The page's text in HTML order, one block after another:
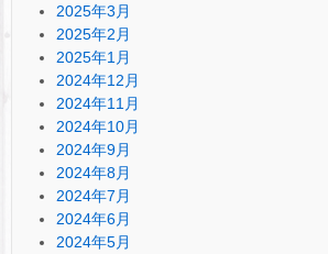
2025年3月
2025年2月
2025年1月
2024年12月
2024年11月
2024年10月
2024年9月
2024年8月
2024年7月
2024年6月
2024年5月